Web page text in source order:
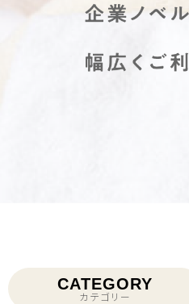
CATEGORY
カテゴリー